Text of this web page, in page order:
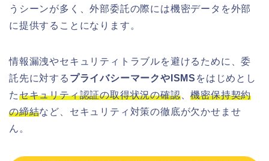
うシーンが多く、外部委託の際には機密データを外部
に提供することになります。
情報漏洩やセキュリティトラブルを避けるために、委
託先に対する プライバシーマークやISMS をはじめとし
たセキュリティ認証の取得状況の確認、機密保持契約
の締結など、セキュリティ対策の徹底が欠かせませ
ん。